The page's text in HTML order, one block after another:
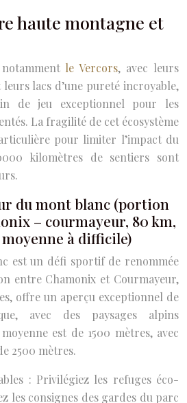
haute montagne et
le Vercors, avec leurs
lacs d’une pureté incroyable,
de jeu exceptionnel pour les
La fragilité de cet écosystème
pour limiter l’impact du
kilomètres de sentiers sont
du mont blanc (portion
– courmayeur, 80 km,
à difficile)
est un défi sportif de renommée
entre Chamonix et Courmayeur,
offre un aperçu exceptionnel de
avec des paysages alpins
est de 1500 mètres, avec
2500 mètres.
: Privilégiez les refuges éco-
les consignes des gardes du parc